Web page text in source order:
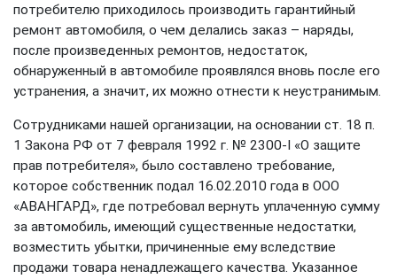
потребителю приходилось производить гарантийный
ремонт автомобиля, о чем делались заказ – наряды,
после произведенных ремонтов, недостаток,
обнаруженный в автомобиле проявлялся вновь после его
устранения, а значит, их можно отнести к неустранимым.
Сотрудниками нашей организации, на основании ст. 18 п.
1 Закона РФ от 7 февраля 1992 г. № 2300-I «О защите
прав потребителя», было составлено требование,
которое собственник подал 16.02.2010 года в ООО
«АВАНГАРД», где потребовал вернуть уплаченную сумму
за автомобиль, имеющий существенные недостатки,
возместить убытки, причиненные ему вследствие
продажи товара ненадлежащего качества. Указанное